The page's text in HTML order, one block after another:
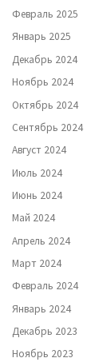
Февраль 2025
Январь 2025
Декабрь 2024
Ноябрь 2024
Октябрь 2024
Сентябрь 2024
Август 2024
Июль 2024
Июнь 2024
Май 2024
Апрель 2024
Март 2024
Февраль 2024
Январь 2024
Декабрь 2023
Ноябрь 2023